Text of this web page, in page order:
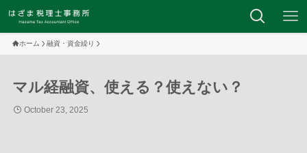
ホーム 融資・資金繰り
マル経融資、使える？使えない？
October 23, 2025